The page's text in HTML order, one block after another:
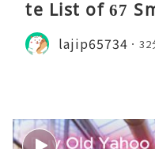
te List of 67
lajip65734 32